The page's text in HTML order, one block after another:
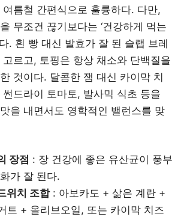
름철 간편식으로 훌륭하다. 다만,
무조건 끊기보다는 ‘건강하게 먹는
. 흰 빵 대신 발효가 잘 된 슬랩 브레
고르고, 토핑은 항상 채소와 단백질을
것이다. 달콤한 잼 대신 카이막 치
썬드라이 토마토, 발사믹 식초 등을
을 내면서도 영학적인 밸런스를 맞
장점 : 장 건강에 좋은 유산균이 풍부
가 잘 된다.
위치 조합: 아보카도 + 삶은 계란 +
트 + 올리브오일, 또는 카이막 치즈